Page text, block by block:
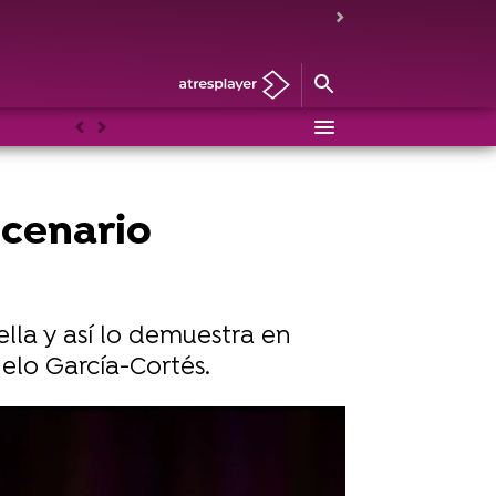
AnteriorSiguiente
y así lo demuestra en
García-Cortés.